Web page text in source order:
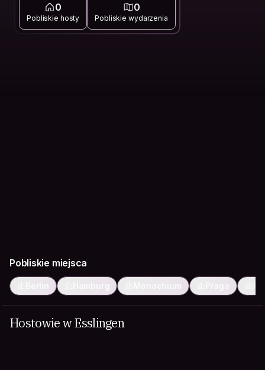
0
Pobliskie hosty
0
Pobliskie wydarzenia
Pobliskie miejsca
Berlin Hamburg Monachium Praga
Hostowie w Esslingen